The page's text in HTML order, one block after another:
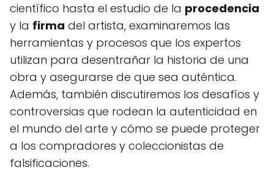
científico hasta el estudio de la procedencia
y la firma del artista, examinaremos las
herramientas y procesos que los expertos
utilizan para desentrañar la historia de una
obra y asegurarse de que sea auténtica.
Además, también discutiremos los desafíos y
controversias que rodean la autenticidad en
el mundo del arte y cómo se puede proteger
a los compradores y coleccionistas de
falsificaciones.